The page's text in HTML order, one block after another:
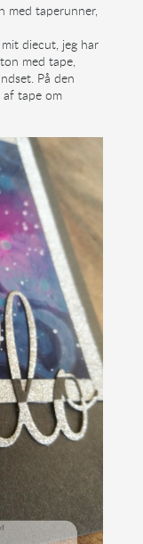
med taperunner,
diecut, jeg har
med tape,
På den
af tape om